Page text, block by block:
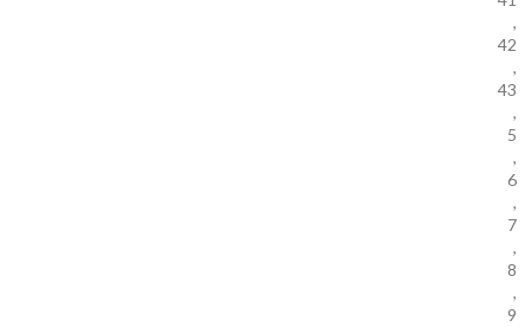
,
42
,
43
,
5
,
6
,
7
,
8
,
9